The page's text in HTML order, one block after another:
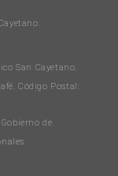
San Cayetano.
Código Postal:
de
.